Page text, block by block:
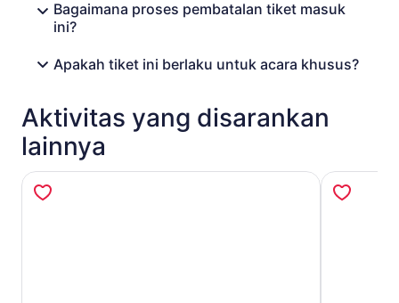
Bagaimana proses pembatalan tiket masuk
ini?
Apakah tiket ini berlaku untuk acara khusus?
Aktivitas yang disarankan
lainnya